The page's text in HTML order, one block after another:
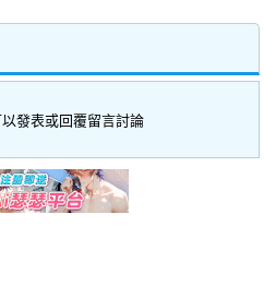
發表或回覆留言討論